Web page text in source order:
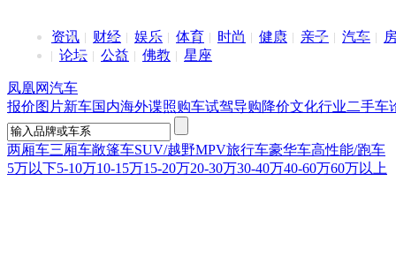
资讯 财经 娱乐 体育 时尚 健康 亲子 汽车
论坛
公益 佛教 星座
凤凰网汽车
报价图片新车国内海外谍照购车试驾导购降价文化行业二手车
两厢车三厢车敞篷车SUV/越野MPV旅行车豪华车高性能/跑车
5万以下5-10万10-15万15-20万20-30万30-40万40-60万60万以上